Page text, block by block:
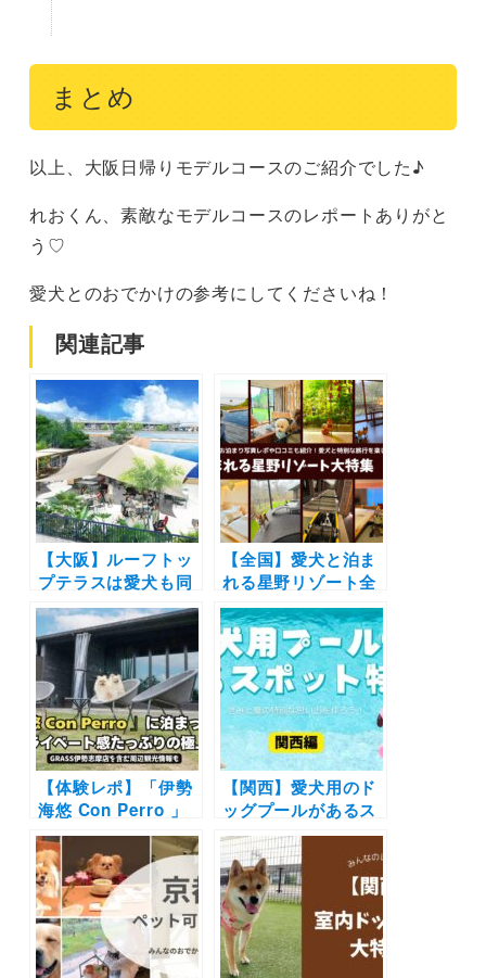
まとめ
以上、大阪日帰りモデルコースのご紹介でした♪
れおくん、素敵なモデルコースのレポートありがと
う♡
愛犬とのおでかけの参考にしてくださいね！
関連記事
【大阪】ルーフトッ
プテラスは愛犬も同
伴OK！人気イタリ
アンカフェの新店舗
「AOI NAPOLI
UMISOBA」が2024
年6月オープン
【全国】愛犬と泊ま
れる星野リゾート全
42施設大特集！実際
のお泊まり写真レポ
や口コミも | 大切な
ペットと特別な旅行
を楽しもう♪
【体験レポ】「伊勢
海悠 Con Perro 」
に泊まったよ！愛犬
とプライベート感た
っぷりの極上ステイ
| GRASS伊勢志摩店
を含む周辺観光情報
も
【関西】愛犬用のド
ッグプールがあるス
ポット15選！ 室内
ドッグランやドッグ
カフェ併設の施設な
どを厳選（おでかけ
レポートあり）